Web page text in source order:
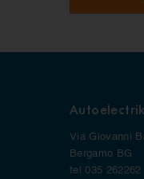
Via Giovanni
Bergamo BG
tel 035 262262